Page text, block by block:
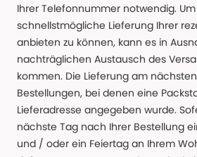
Ihrer Telefonnummer notwendig.
schnellstmögliche Lieferung Ihrer
anbieten zu können, kann es in
nachträglichen Austausch des
kommen. Die Lieferung am
Bestellungen, bei denen eine
Lieferadresse angegeben wurde.
nächste Tag nach Ihrer Bestellung
und / oder ein Feiertag an Ihrem